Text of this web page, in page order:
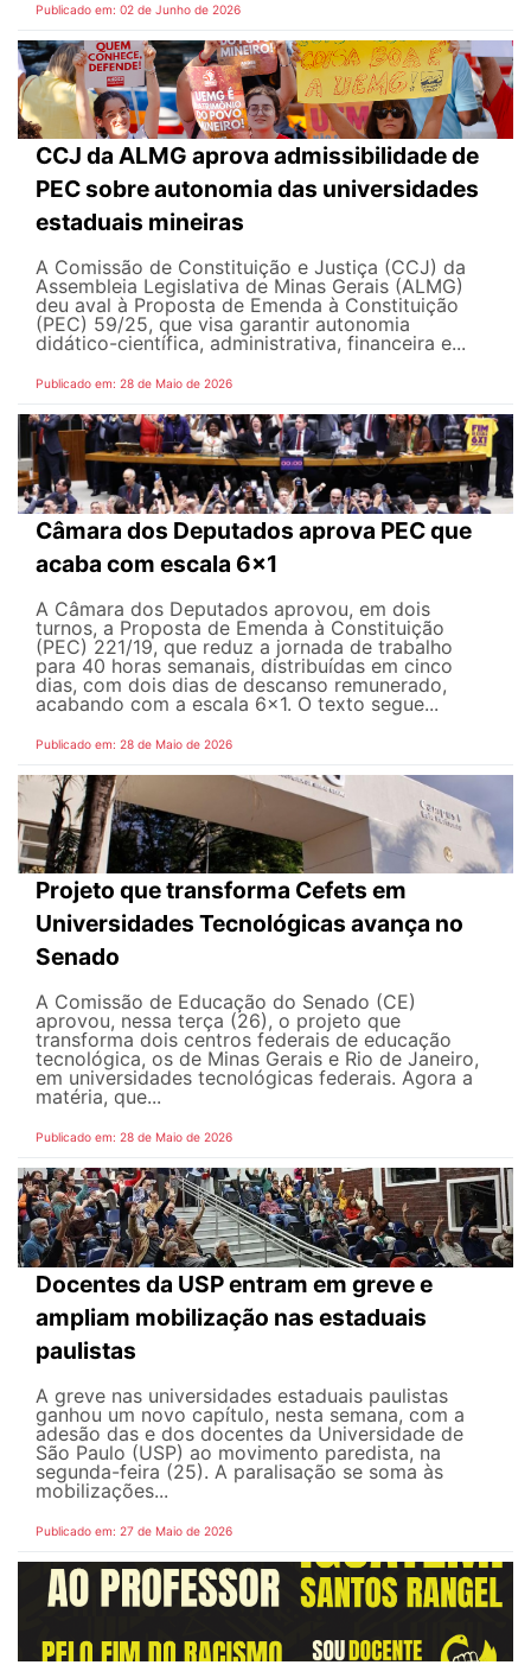
Publicado em: 02 de Junho de 2026
CCJ da ALMG aprova admissibilidade de
PEC sobre autonomia das universidades
estaduais mineiras
A Comissão de Constituição e Justiça (CCJ) da
Assembleia Legislativa de Minas Gerais (ALMG)
deu aval à Proposta de Emenda à Constituição
(PEC) 59/25, que visa garantir autonomia
didático-científica, administrativa, financeira e...
Publicado em: 28 de Maio de 2026
Câmara dos Deputados aprova PEC que
acaba com escala 6x1
A Câmara dos Deputados aprovou, em dois
turnos, a Proposta de Emenda à Constituição
(PEC) 221/19, que reduz a jornada de trabalho
para 40 horas semanais, distribuídas em cinco
dias, com dois dias de descanso remunerado,
acabando com a escala 6x1. O texto segue...
Publicado em: 28 de Maio de 2026
Projeto que transforma Cefets em
Universidades Tecnológicas avança no
Senado
A Comissão de Educação do Senado (CE)
aprovou, nessa terça (26), o projeto que
transforma dois centros federais de educação
tecnológica, os de Minas Gerais e Rio de Janeiro,
em universidades tecnológicas federais. Agora a
matéria, que...
Publicado em: 28 de Maio de 2026
Docentes da USP entram em greve e
ampliam mobilização nas estaduais
paulistas
A greve nas universidades estaduais paulistas
ganhou um novo capítulo, nesta semana, com a
adesão das e dos docentes da Universidade de
São Paulo (USP) ao movimento paredista, na
segunda-feira (25). A paralisação se soma às
mobilizações...
Publicado em: 27 de Maio de 2026